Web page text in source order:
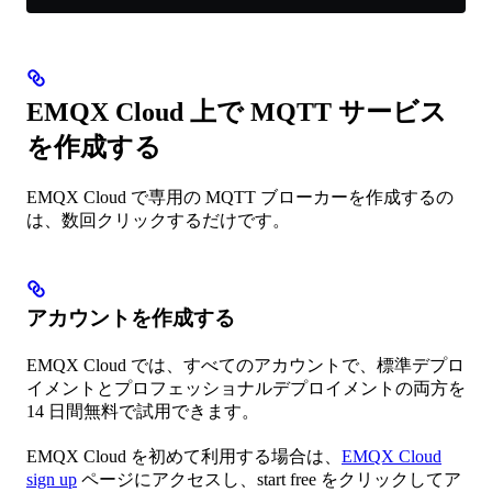
EMQX Cloud 上で MQTT サービス
を作成する
EMQX Cloud で専用の MQTT ブローカーを作成するの
は、数回クリックするだけです。
アカウントを作成する
EMQX Cloud では、すべてのアカウントで、標準デプロ
イメントとプロフェッショナルデプロイメントの両方を
14 日間無料で試用できます。
EMQX Cloud を初めて利用する場合は、 EMQX Cloud
sign up ページにアクセスし、start free をクリックしてア